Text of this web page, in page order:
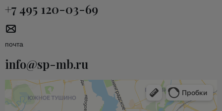
+7 495 120-03-69
почта
info@sp-mb.ru